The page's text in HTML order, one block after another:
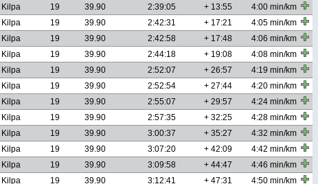
Kilpa 19 39.90 2:39:05 + 13:55
4:00 min/km
Kilpa 19 39.90 2:42:31 + 17:21
4:05 min/km
Kilpa 19 39.90 2:42:58 + 17:48
4:06 min/km
Kilpa 19 39.90 2:44:18 + 19:08
4:08 min/km
Kilpa 19 39.90 2:52:07 + 26:57
4:19 min/km
Kilpa 19 39.90 2:52:54 + 27:44
4:20 min/km
Kilpa 19 39.90 2:55:07 + 29:57
4:24 min/km
Kilpa 19 39.90 2:57:35 + 32:25
4:28 min/km
Kilpa 19 39.90 3:00:37 + 35:27
4:32 min/km
Kilpa 19 39.90 3:07:20 + 42:09
4:42 min/km
Kilpa 19 39.90 3:09:58 + 44:47
4:46 min/km
Kilpa 19 39.90 3:12:41 + 47:31
4:50 min/km